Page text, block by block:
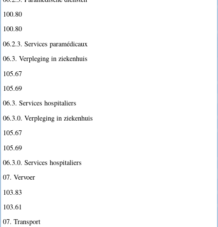
100.80
100.80
06.2.3. Services paramédicaux
06.3. Verpleging in ziekenhuis
105.67
105.69
06.3. Services hospitaliers
06.3.0. Verpleging in ziekenhuis
105.67
105.69
06.3.0. Services hospitaliers
07. Vervoer
103.83
103.61
07. Transport